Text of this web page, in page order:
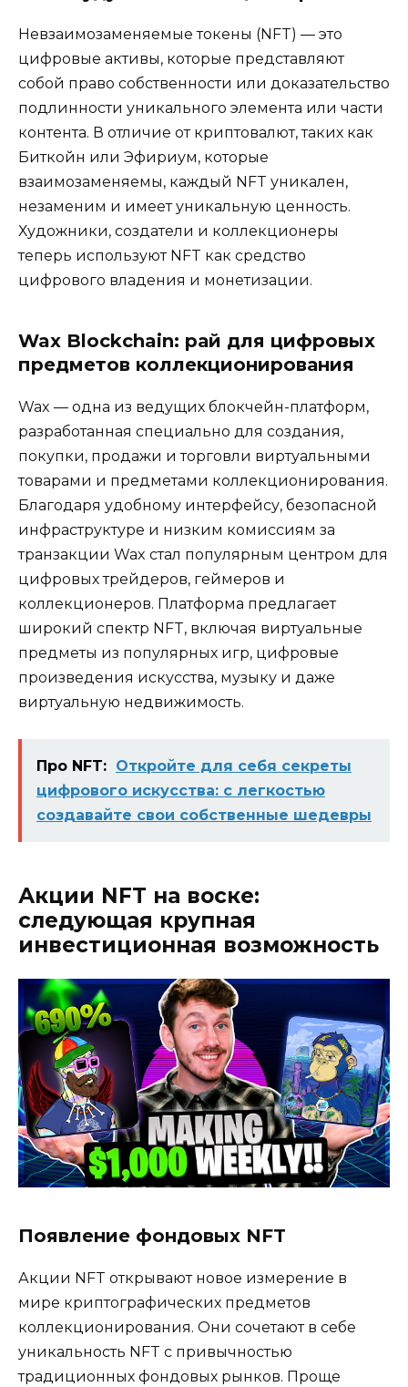
Невзаимозаменяемые токены (NFT) — это
цифровые активы, которые представляют
собой право собственности или доказательство
подлинности уникального элемента или части
контента. В отличие от криптовалют, таких как
Биткойн или Эфириум, которые
взаимозаменяемы, каждый NFT уникален,
незаменим и имеет уникальную ценность.
Художники, создатели и коллекционеры
теперь используют NFT как средство
цифрового владения и монетизации.
Wax Blockchain: рай для цифровых
предметов коллекционирования
Wax — одна из ведущих блокчейн-платформ,
разработанная специально для создания,
покупки, продажи и торговли виртуальными
товарами и предметами коллекционирования.
Благодаря удобному интерфейсу, безопасной
инфраструктуре и низким комиссиям за
транзакции Wax стал популярным центром для
цифровых трейдеров, геймеров и
коллекционеров. Платформа предлагает
широкий спектр NFT, включая виртуальные
предметы из популярных игр, цифровые
произведения искусства, музыку и даже
виртуальную недвижимость.
Про NFT: Откройте для себя секреты
цифрового искусства: с легкостью
создавайте свои собственные шедевры
Акции NFT на воске:
следующая крупная
инвестиционная возможность
Появление фондовых NFT
Акции NFT открывают новое измерение в
мире криптографических предметов
коллекционирования. Они сочетают в себе
уникальность NFT с привычностью
традиционных фондовых рынков. Проще